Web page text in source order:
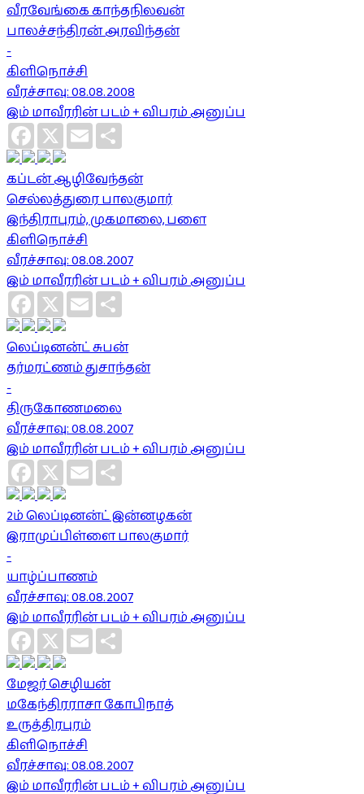
வீரவேங்கை காந்தநிலவன்
பாலச்சந்திரன் அரவிந்தன்
-
கிளிநொச்சி
வீரச்சாவு: 08.08.2008
இம் மாவீரரின் படம் + விபரம் அனுப்ப
Facebook
X Email
கப்டன் ஆழிவேந்தன்
செல்லத்துரை பாலகுமார்
இந்திராபுரம், முகமாலை, பளை
கிளிநொச்சி
வீரச்சாவு: 08.08.2007
இம் மாவீரரின் படம் + விபரம் அனுப்ப
Facebook
X Email
லெப்டினன்ட் சுபன்
தர்மரட்ணம் துசாந்தன்
-
திருகோணமலை
வீரச்சாவு: 08.08.2007
இம் மாவீரரின் படம் + விபரம் அனுப்ப
Facebook
X Email
2ம் லெப்டினன்ட் இன்னழகன்
இராமுப்பிள்ளை பாலகுமார்
-
யாழ்ப்பாணம்
வீரச்சாவு: 08.08.2007
இம் மாவீரரின் படம் + விபரம் அனுப்ப
Facebook
X Email
மேஜர் செழியன்
மகேந்திரராசா கோபிநாத்
உருத்திரபுரம்
கிளிநொச்சி
வீரச்சாவு: 08.08.2007
இம் மாவீரரின் படம் + விபரம் அனுப்ப